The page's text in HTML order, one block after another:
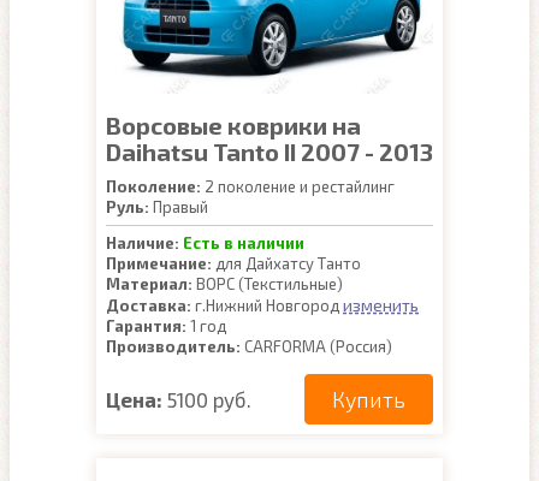
Ворсовые коврики на
Daihatsu Tanto II 2007 - 2013
Поколение: 2 поколение и рестайлинг
Руль: Правый
Наличие: Есть в наличии
Примечание: для Дайхатсу Танто
Материал: ВОРС (Текстильные)
Доставка: г.Нижний Новгород изменить
Гарантия: 1 год
Производитель: CARFORMA (Россия)
Цена: 5100 руб. Купить